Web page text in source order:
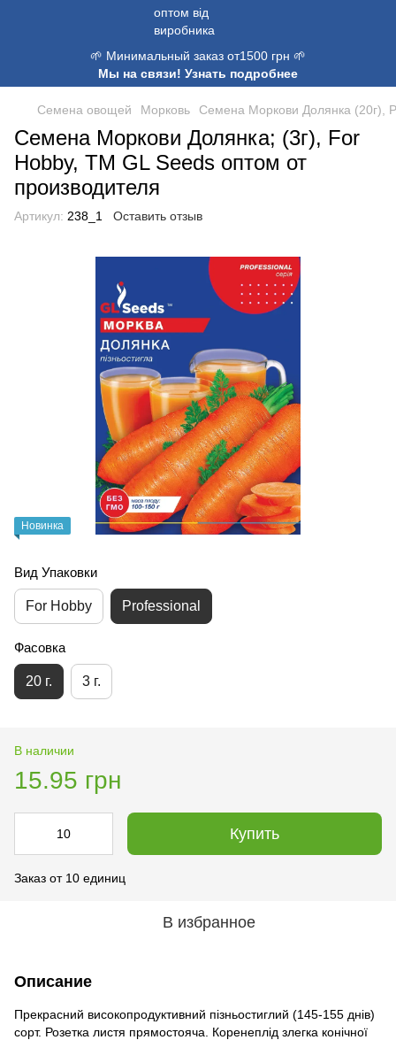
🌱 Минимальный заказ от1500 грн 🌱
Мы на связи! Узнать подробнее
Семена овощей Морковь Семена Моркови Долянка (20г),
Семена Моркови Долянка; (3г), For
Hobby, TM GL Seeds оптом от
производителя
Артикул: 238_1 Оставить отзыв
Новинка
Вид Упаковки
For Hobby Professional
Фасовка
20 г. 3 г.
В наличии
15.95 грн
Купить
Заказ от 10 единиц
В избранное
Описание
Прекрасний високопродуктивний пізньостиглий (145-155 днів)
сорт. Розетка листя прямостояча. Коренеплід злегка конічної